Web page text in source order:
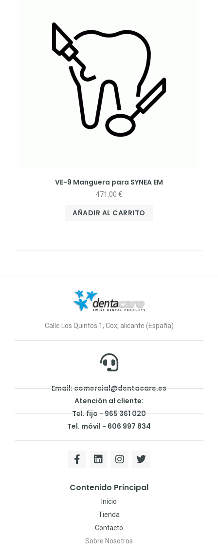
VE-9 Manguera para SYNEA EM
471,00 €
AÑADIR AL CARRITO
Calle Los Quintos 1, Cox, alicante (España)
Email: comercial@dentacare.es
Atención al cliente:
Tel. fijo - 965 361 020
Tel. móvil - 606 997 834
Contenido Principal
Inicio
Tienda
Contacto
Sobre Nosotros